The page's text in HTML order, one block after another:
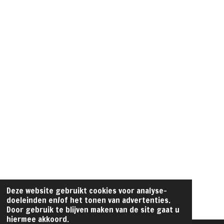
Deze website gebruikt cookies voor analyse-
doeleinden en/of het tonen van advertenties.
Door gebruik te blijven maken van de site gaat u
hiermee akkoord.